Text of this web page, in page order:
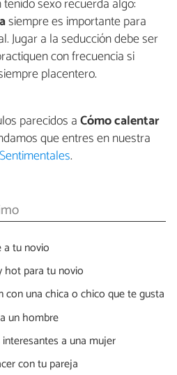
siempre es importante para
Jugar a la seducción debe ser
con frecuencia si
placentero.
parecidos aCómo calentar
que entres en nuestra
.
a tu novio
hot para tu novio
con una chica o chico que te gusta
un hombre
a una mujer
con tu pareja